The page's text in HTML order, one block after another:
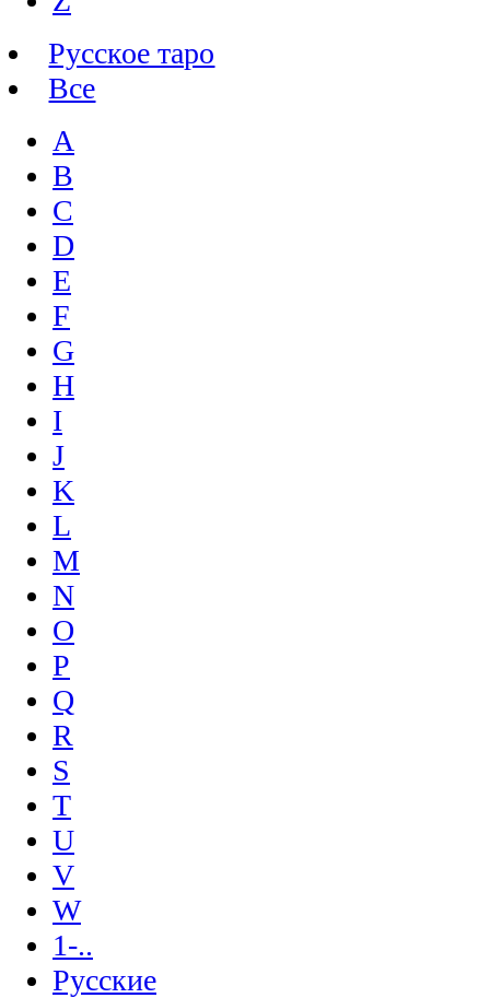
Русское таро
Все
A
B
C
D
E
F
G
H
I
J
K
L
M
N
O
P
Q
R
S
T
U
V
W
1-..
Русские